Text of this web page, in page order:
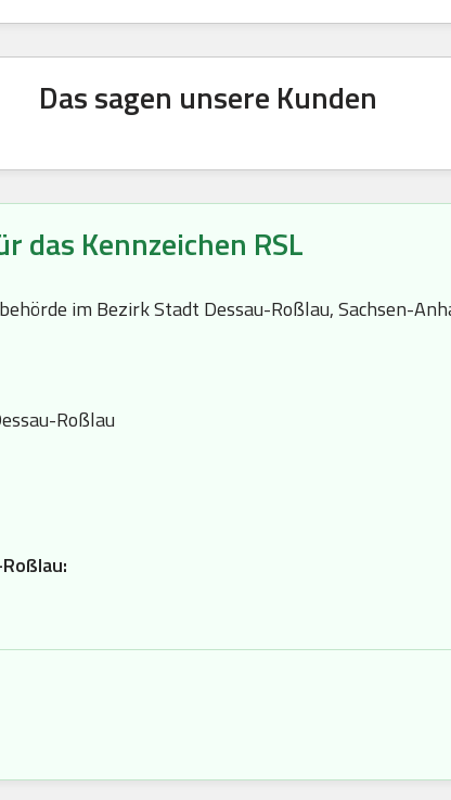
Das sagen unsere Kunden
das Kennzeichen RSL
im Bezirk Stadt Dessau-Roßlau, Sachsen-
Roßlau